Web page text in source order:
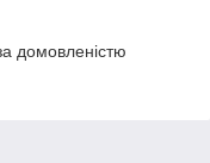
домовленістю